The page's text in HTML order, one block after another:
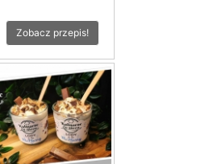
Zobacz przepis!